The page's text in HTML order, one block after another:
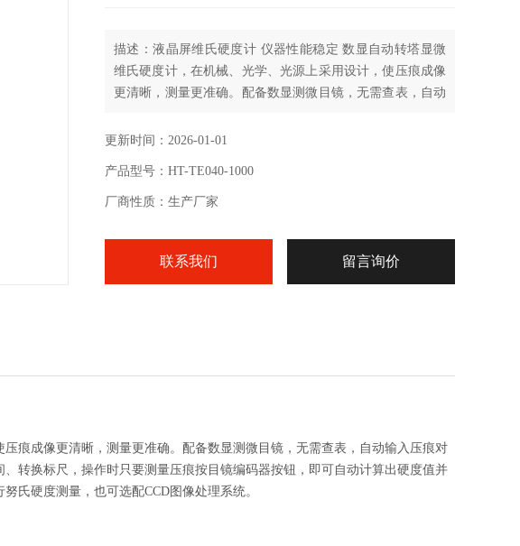
描述：液晶屏维氏硬度计 仪器性能稳定 数显自动转塔显微
维氏硬度计，在机械、光学、光源上采用设计，使压痕成像
更清晰，测量更准确。配备数显测微目镜，无需查表，自动
压痕长度、保荷时间、转换标尺，操作时只要测量压痕按目
据结果可通过打印机输出。另可选配努氏压头进行努氏硬度
测量，也可选配CCD图像处理系统。
更新时间：2026-01-01
产品型号：HT-TE040-1000
厂商性质：生产厂家
联系我们 留言询价
痕成像更清晰，测量更准确。配备数显测微目镜，无需查表，自动输入压痕对
转换标尺，操作时只要测量压痕按目镜编码器按钮，即可自动计算出硬度值并
努氏硬度测量，也可选配CCD图像处理系统。